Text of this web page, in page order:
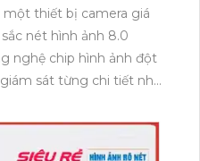
một thiết bị camera giá
nét hình ảnh 8.0
nghệ chip hình ảnh đột
sát từng chi tiết nhỏ
cách xa lên đến
đặt camera ở những vị